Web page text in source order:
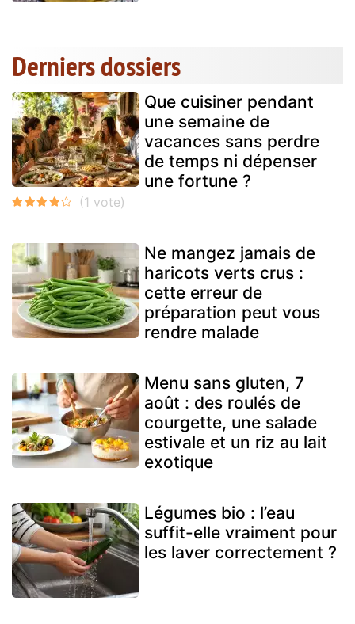
Derniers dossiers
Que cuisiner pendant
une semaine de
vacances sans perdre
de temps ni dépenser
une fortune ?
Ne mangez jamais de
haricots verts crus :
cette erreur de
préparation peut vous
rendre malade
Menu sans gluten, 7
août : des roulés de
courgette, une salade
estivale et un riz au lait
exotique
Légumes bio : l’eau
suffit-elle vraiment pour
les laver correctement ?